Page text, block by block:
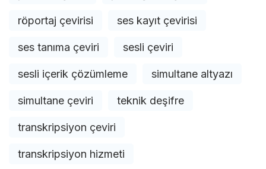
röportaj çevirisi ses kayıt çevirisi
ses tanıma çeviri sesli çeviri
sesli içerik çözümleme simultane altyazı
simultane çeviri teknik deşifre
transkripsiyon çeviri
transkripsiyon hizmeti